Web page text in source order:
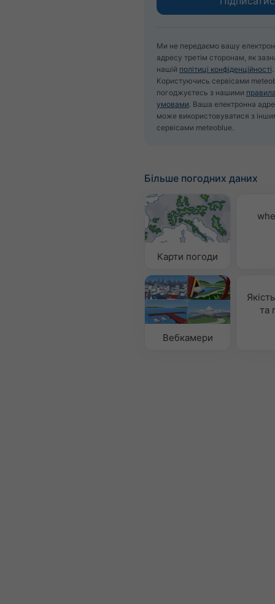
Ми не передаємо вашу
адресу третім сторонам, як
нашій політиці конфіденційності
Користуючись сервісами
погоджуєтесь з нашими
умовами . Ваша електронна
може використовуватися з
сервісами meteoblue.
Більше погодних даних
Карти погоди
Вебкамери
та